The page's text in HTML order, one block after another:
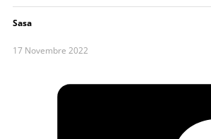
Sasa
17 Novembre 2022